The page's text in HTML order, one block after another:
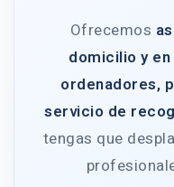
Ofrecemos
domicilio y
ordenadores,
servicio de
tengas que